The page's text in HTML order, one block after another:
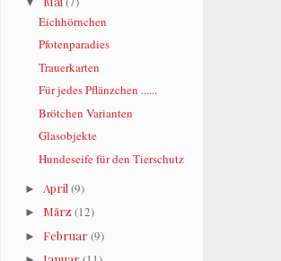
Eichhörnchen
Pfotenparadies
Trauerkarten
Für jedes Pflänzchen ......
Brötchen Varianten
Glasobjekte
Hundeseife für den Tierschutz
► April (9)
► März (12)
► Februar (9)